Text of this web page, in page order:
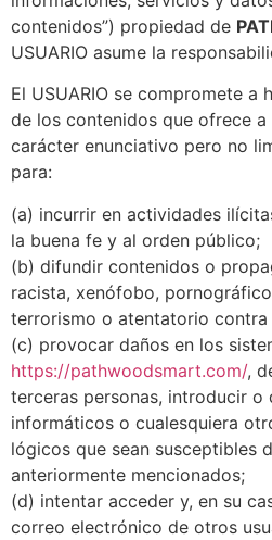
contenidos”) propiedad de
USUARIO asume la
El USUARIO se compromete a
de los contenidos que ofrece
carácter enunciativo pero no
para:
(a) incurrir en actividades
la buena fe y al orden público;
(b) difundir contenidos o
racista, xenófobo,
terrorismo o atentatorio contra
(c) provocar daños en los
https://pathwoodsmart.com/,
terceras personas, introducir o
informáticos o cualesquiera
lógicos que sean susceptibles
anteriormente mencionados;
(d) intentar acceder y, en su
correo electrónico de otros